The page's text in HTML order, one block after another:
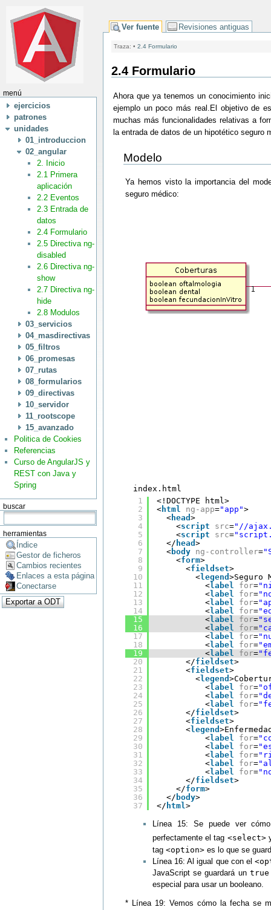
menú
ejercicios
patrones
unidades
01_introduccion
02_angular
2. Inicio
2.1 Primera
aplicación
2.2 Eventos
2.3 Entrada de
datos
2.4 Formulario
2.5 Directiva ng-
disabled
2.6 Directiva ng-
show
2.7 Directiva ng-
hide
2.8 Modulos
03_servicios
04_masdirectivas
05_filtros
06_promesas
07_rutas
08_formularios
09_directivas
10_servidor
11_rootscope
15_avanzado
Politica de Cookies
Referencias
Curso de AngularJS y
REST con Java y
Spring
buscar
herramientas
Índice
Gestor de ficheros
Cambios recientes
Enlaces a esta página
Conectarse
Ver fuente Revisiones antiguas
Traza: • 2.4 Formulario
2.4 Formulario
Ahora que ya tenemos un conocimiento
ejemplo un poco más real.El objetivo de
muchas más funcionalidades relativas a
la entrada de datos de un hipotético seguro
Modelo
Ya hemos visto la importancia del
seguro médico:
index.html
1
2
3
4
5
6
7
8
9
10
11
12
13
14
15
16
17
18
19
20
21
22
23
24
25
26
27
28
29
30
31
32
33
34
35
36
37
<!DOCTYPE html>
<html ng-app="app">
<head >
<script src="//
<script src=
</ head >
<body ng-controller=
<form>
<fieldset>
<legend >Seguro
<label for=
<label for=
<label for=
<label for=
<label for=
<label for=
<label for=
<label for=
<label for=
</fieldset>
<fieldset>
<legend
<label for=
<label for=
<label for=
</fieldset>
<fieldset>
<legend
<label for=
<label for=
<label for=
<label for=
<label for=
</fieldset>
</form>
</ body>
</ html>
Línea 15: Se puede ver
perfectamente el tag <select>
tag <option>es lo que se
Línea 16: Al igual que con el
JavaScript se guardará un true
especial para usar un booleano.
* Línea 19: Vemos cómo la fecha se